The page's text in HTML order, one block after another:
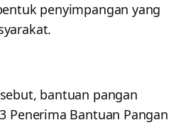
penyimpangan yang
bantuan pangan
Penerima Bantuan Pangan